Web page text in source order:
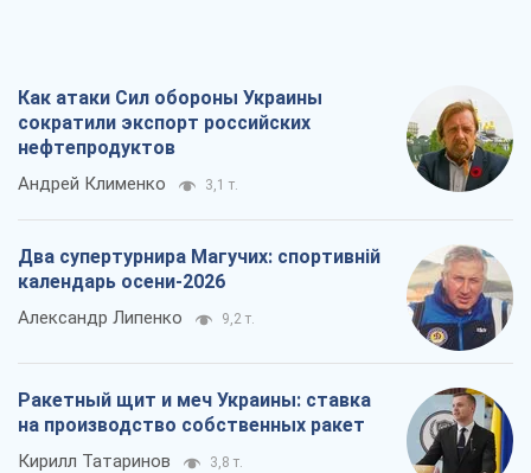
Как атаки Сил обороны Украины
сократили экспорт российских
нефтепродуктов
Андрей Клименко 3,1 т.
Два супертурнира Магучих: спортивній
календарь осени-2026
Александр Липенко 9,2 т.
Ракетный щит и меч Украины: ставка
на производство собственных ракет
Кирилл Татаринов 3,8 т.